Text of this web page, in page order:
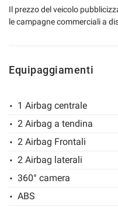
acquisto e creando
documentazione
Possibilità di estensione
Il prezzo del veicolo
le campagne commerciali a
Equipaggiamenti
1 Airbag centrale
2 Airbag a tendina
2 Airbag Frontali
2 Airbag laterali
360° camera
ABS
Cookie analitici
Leggi
la
cookie
policy
le